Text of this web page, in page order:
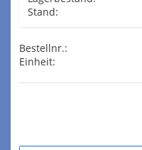
Stand:
Bestellnr.:
Einheit: